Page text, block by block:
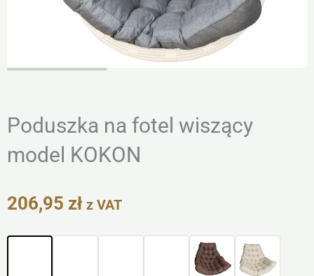
Poduszka na fotel wiszący
model KOKON
206,95 zł z VAT
ilość